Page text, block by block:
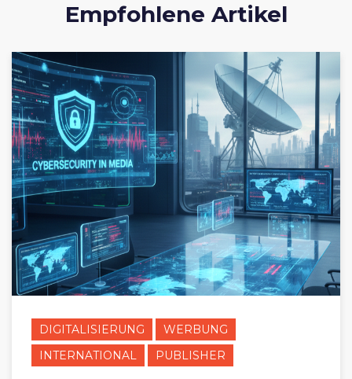
Empfohlene Artikel
DIGITALISIERUNG
WERBUNG
INTERNATIONAL
PUBLISHER